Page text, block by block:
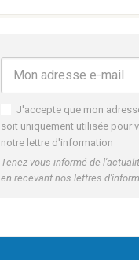
J'accepte que mon
soit uniquement utilisée pour
notre lettre d'information
Tenez-vous informé de
en recevant nos lettres